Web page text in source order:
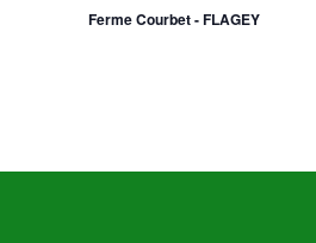
Ferme Courbet - FLAGEY